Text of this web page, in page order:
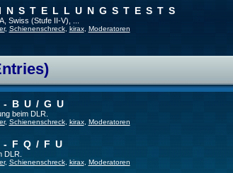
Swiss (Stufe II-V), ...
, Schienenschreck, kirax, Moderatoren
BU/GU
beim DLR.
, Schienenschreck, kirax, Moderatoren
FQ/FU
DLR.
, Schienenschreck, kirax, Moderatoren